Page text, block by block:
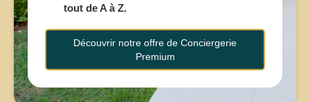
tout de A à Z.
Découvrir notre offre de Conciergerie
Premium